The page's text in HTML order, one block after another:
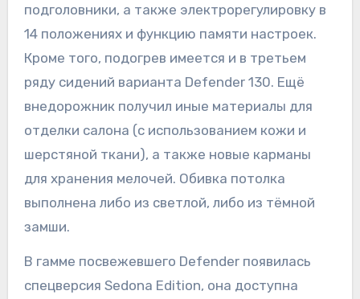
подголовники, а также электрорегулировку в
14 положениях и функцию памяти настроек.
Кроме того, подогрев имеется и в третьем
ряду сидений варианта Defender 130. Ещё
внедорожник получил иные материалы для
отделки салона (с использованием кожи и
шерстяной ткани), а также новые карманы
для хранения мелочей. Обивка потолка
выполнена либо из светлой, либо из тёмной
замши.
В гамме посвежевшего Defender появилась
спецверсия Sedona Edition, она доступна